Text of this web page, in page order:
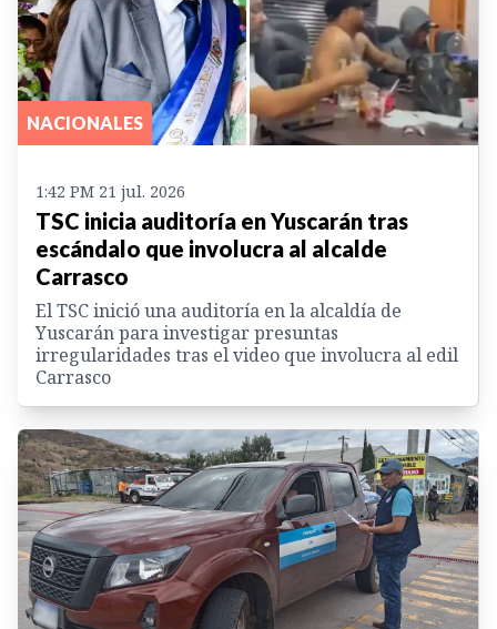
NACIONALES
1:42 PM 21 jul. 2026
TSC inicia auditoría en Yuscarán tras
escándalo que involucra al alcalde
Carrasco
El TSC inició una auditoría en la alcaldía de
Yuscarán para investigar presuntas
irregularidades tras el video que involucra al edil
Carrasco